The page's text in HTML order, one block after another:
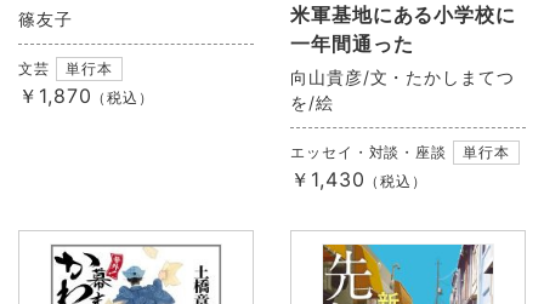
篠友子
文芸 単行本
￥1,870 （税込）
米軍基地にある小学校に
一年間通った
向山貴彦/文・たかしまてつ
を/絵
エッセイ・対談・座談 単行本
￥1,430 （税込）